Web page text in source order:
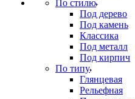
По стилю
Под дерево
Под камень
Классика
Под металл
Под кирпич
По типу
Глянцевая
Рельефная